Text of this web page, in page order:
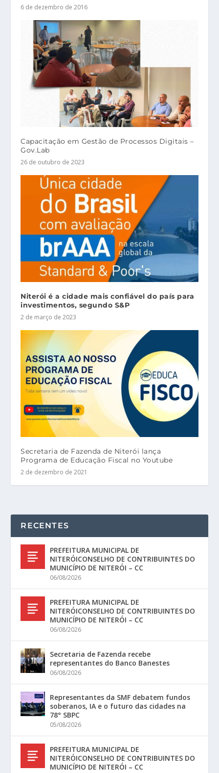
6 de dezembro de 2016
Capacitação em Gestão de Processos Digitais –
Gov.Lab
26 de outubro de 2023
Niterói é a cidade mais confiável do país para
investimentos, segundo S&P
2 de março de 2023
Secretaria de Fazenda de Niterói lança
Programa de Educação Fiscal no Youtube
2 de dezembro de 2021
RECENTES
PREFEITURA MUNICIPAL DE
NITERÓICONSELHO DE CONTRIBUINTES DO
MUNICÍPIO DE NITERÓI – CC
06/08/2026
PREFEITURA MUNICIPAL DE
NITERÓICONSELHO DE CONTRIBUINTES DO
MUNICÍPIO DE NITERÓI – CC
06/08/2026
Secretaria de Fazenda recebe
representantes do Banco Banestes
06/08/2026
Representantes da SMF debatem fundos
soberanos, IA e o futuro das cidades na
78° SBPC
05/08/2026
PREFEITURA MUNICIPAL DE
NITERÓICONSELHO DE CONTRIBUINTES DO
MUNICÍPIO DE NITERÓI – CC